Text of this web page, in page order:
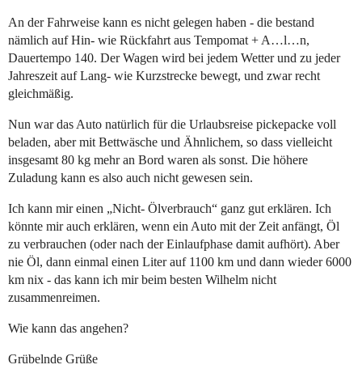
An der Fahrweise kann es nicht gelegen haben - die bestand
nämlich auf Hin- wie Rückfahrt aus Tempomat + A…l…n,
Dauertempo 140. Der Wagen wird bei jedem Wetter und zu jeder
Jahreszeit auf Lang- wie Kurzstrecke bewegt, und zwar recht
gleichmäßig.
Nun war das Auto natürlich für die Urlaubsreise pickepacke voll
beladen, aber mit Bettwäsche und Ähnlichem, so dass vielleicht
insgesamt 80 kg mehr an Bord waren als sonst. Die höhere
Zuladung kann es also auch nicht gewesen sein.
Ich kann mir einen „Nicht- Ölverbrauch“ ganz gut erklären. Ich
könnte mir auch erklären, wenn ein Auto mit der Zeit anfängt, Öl
zu verbrauchen (oder nach der Einlaufphase damit aufhört). Aber
nie Öl, dann einmal einen Liter auf 1100 km und dann wieder 6000
km nix - das kann ich mir beim besten Wilhelm nicht
zusammenreimen.
Wie kann das angehen?
Grübelnde Grüße